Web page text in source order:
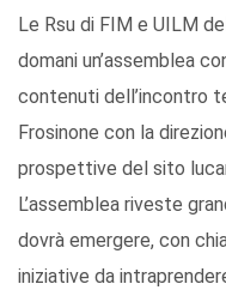
Le Rsu di FIM e UILM
domani un’assemblea
contenuti dell’incontro
Frosinone con la
prospettive del sito
L’assemblea riveste
dovrà emergere, con
iniziative da